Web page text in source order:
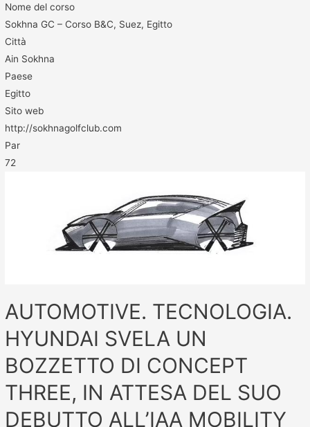
Nome del corso
Sokhna GC – Corso B&C, Suez, Egitto
Città
Ain Sokhna
Paese
Egitto
Sito web
http://sokhnagolfclub.com
Par
72
AUTOMOTIVE. TECNOLOGIA.
HYUNDAI SVELA UN
BOZZETTO DI CONCEPT
THREE, IN ATTESA DEL SUO
DEBUTTO ALL’IAA MOBILITY